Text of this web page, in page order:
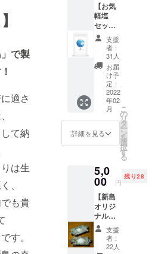
で製
適さ
て納
は生
、
も貴
す。
【お気
軽塩
セッ
ト】 ・
記念す
べき最
初の塩
(50g) ・
お礼の
手紙＆
塩フ
リー
ペー
パー
支援
者：
31人
お届
け予
定：
2022
年02
月
詳細を見る
こ
の
リ
タ
ー
ン
を
選
択
す
る
5,0
00 円
残り28
【新島
オリジ
ナル手
塩皿
セッ
ト】 ・
支援
者：
22人